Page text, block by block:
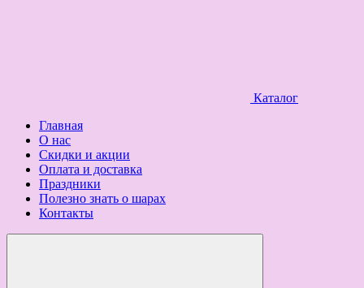
Каталог
Главная
О нас
Скидки и акции
Оплата и доставка
Праздники
Полезно знать о шарах
Контакты